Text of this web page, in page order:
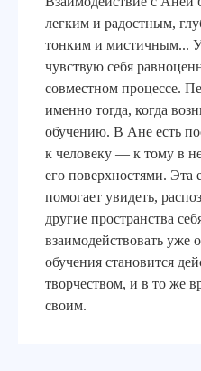
легким и радостным,
тонким и мистичным...
чувствую себя
совместном процессе.
именно тогда, когда
обучению. В Ане есть
к человеку — к тому в
его поверхностями. Эта
помогает увидеть,
другие пространства
взаимодействовать уже
обучения становится
творчеством, и в то же
своим.